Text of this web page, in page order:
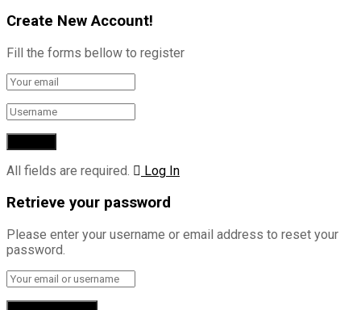
Create New Account!
Fill the forms bellow to register
All fields are required. Log In
Retrieve your password
Please enter your username or email address to reset your
password.